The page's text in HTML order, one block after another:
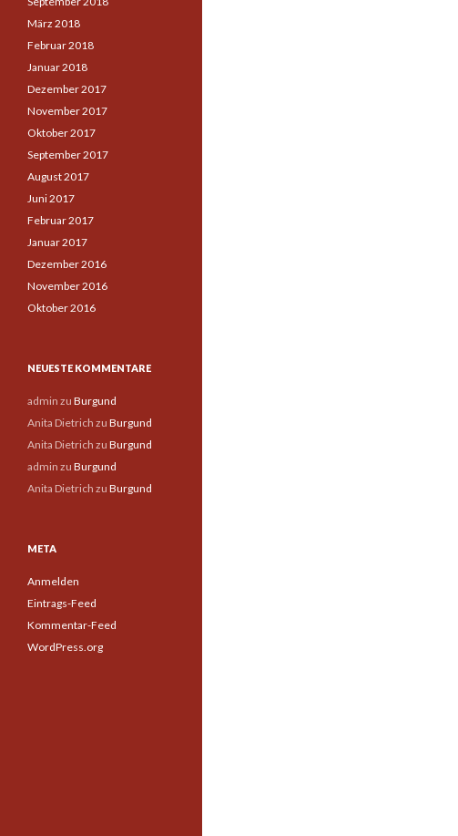
März 2018
Februar 2018
Januar 2018
Dezember 2017
November 2017
Oktober 2017
September 2017
August 2017
Juni 2017
Februar 2017
Januar 2017
Dezember 2016
November 2016
Oktober 2016
NEUESTE KOMMENTARE
admin zu Burgund
Anita Dietrich zu Burgund
Anita Dietrich zu Burgund
admin zu Burgund
Anita Dietrich zu Burgund
META
Anmelden
Eintrags-Feed
Kommentar-Feed
WordPress.org